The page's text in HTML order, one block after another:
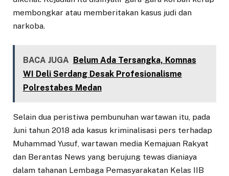
membongkar atau memberitakan kasus judi dan
narkoba.
BACA JUGA Belum Ada Tersangka, Komnas
WI Deli Serdang Desak Profesionalisme
Polrestabes Medan
Selain dua peristiwa pembunuhan wartawan itu, pada
Juni tahun 2018 ada kasus kriminalisasi pers terhadap
Muhammad Yusuf, wartawan media Kemajuan Rakyat
dan Berantas News yang berujung tewas dianiaya
dalam tahanan Lembaga Pemasyarakatan Kelas IIB